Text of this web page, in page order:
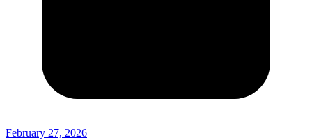
February 27, 2026